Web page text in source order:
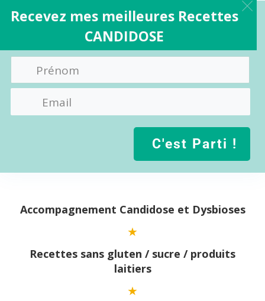
contenuAccompagnement Candidose et Dysbioses
Recettes sans gluten / sucre / produits
laitiers
Recevez mes meilleures Recettes
CANDIDOSE
C'est Parti !